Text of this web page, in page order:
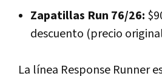
Zapatillas Run 76/26:
descuento (precio
La línea Response Runner